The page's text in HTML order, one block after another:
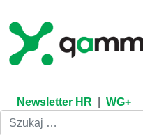
content
Newsletter HR WG+